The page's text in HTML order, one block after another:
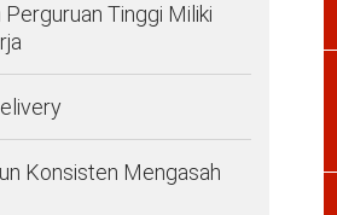
Tinggi Miliki
Konsisten Mengasah